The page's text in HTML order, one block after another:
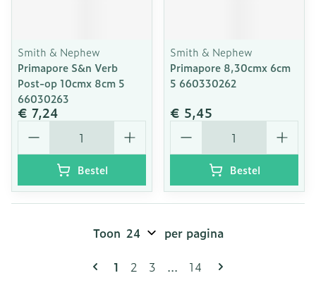
Smith & Nephew
Primapore S&n Verb
Post-op 10cmx 8cm 5
66030263
€ 7,24
Aantal
Bestel
Smith & Nephew
Primapore 8,30cmx 6cm
5 660330262
€ 5,45
Aantal
Bestel
Pagina's
U lees momenteel pagina
1 Pagina
2 Pagina
3 ... Pagina
14
Toon per pagina